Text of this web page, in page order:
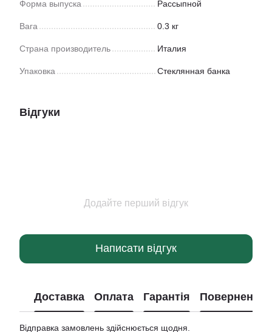
Форма выпуска Рассыпной
Вага 0.3 кг
Страна производитель Италия
Упаковка Стеклянная банка
Відгуки
Додайте перший відгук
Написати відгук
Доставка Оплата Гарантія Повернення
Відправка замовлень здійснюється щодня.